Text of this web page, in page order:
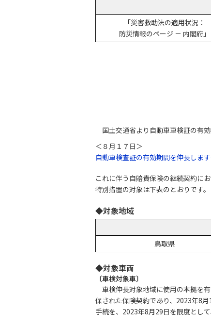
「災害救助法の適用状況：
防災情報のページ － 内閣府」
国土交通省より自動車車検証の有
＜８月１７日＞
自動車検査証の有効期間を伸長しま
これに伴う自賠責保険の継続契約に
特別措置の対象は下表のとおりです。
◆対象地域
鳥取県
◆対象車両
〔車検対象車〕
車検伸長対象地域に使用の本拠を
保された保険契約であり、2023年8
手続を、2023年8月29日を限度として